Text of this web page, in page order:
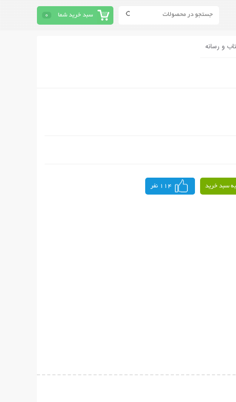
سبد خرید شما 0
و رسانه
سبد خرید 114 نفر